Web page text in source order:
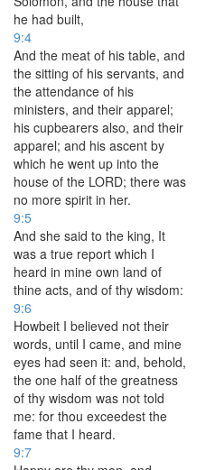
he had built,
9:4
And the meat of his table, and
the sitting of his servants, and
the attendance of his
ministers, and their apparel;
his cupbearers also, and their
apparel; and his ascent by
which he went up into the
house of the LORD; there was
no more spirit in her.
9:5
And she said to the king, It
was a true report which I
heard in mine own land of
thine acts, and of thy wisdom:
9:6
Howbeit I believed not their
words, until I came, and mine
eyes had seen it: and, behold,
the one half of the greatness
of thy wisdom was not told
me: for thou exceedest the
fame that I heard.
9:7